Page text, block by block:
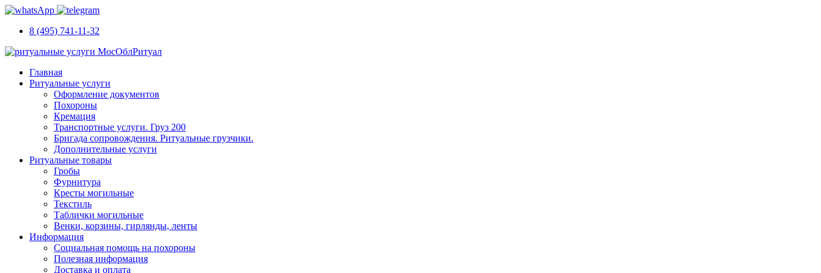
8 (495) 741-11-32
Главная
Ритуальные услуги
Оформление документов
Похороны
Кремация
Транспортные услуги. Груз 200
Бригада сопровождения. Ритуальные грузчики.
Дополнительные услуги
Ритуальные товары
Гробы
Фурнитура
Кресты могильные
Текстиль
Таблички могильные
Венки, корзины, гирлянды, ленты
Информация
Социальная помощь на похороны
Полезная информация
Доставка и оплата